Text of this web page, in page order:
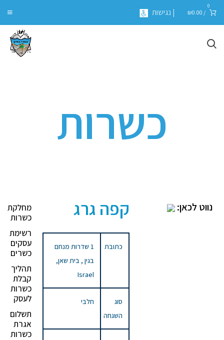
0
/
₪0.00 | נגישות
כשרות
מחלקת
כשרות
רשימת
עסקים
כשרים
תהליך
קבלת
כשרות
לעסק
תשלום
אגרת
כשרות
נווט לכאן: קפה גרג
כתובת
1 שדרות מנחם
בגין , בית שאן,
Israel
סוג
השגחה
חלבי